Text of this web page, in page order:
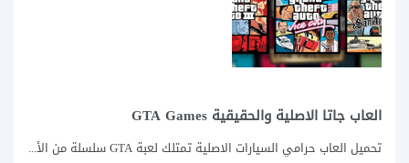
العاب جاتا الاصلية والحقيقية GTA Games
تحميل العاب حرامي السيارات الاصلية تمتلك لعبة GTA سلسلة من الألعاب المشوقة والممتعة، حيث...